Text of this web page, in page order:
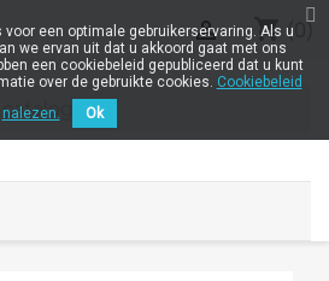
shopping_cart (0)

een optimale gebruikerservaring. Als u
we ervan uit dat u akkoord gaat met ons
een cookiebeleid gepubliceerd dat u kunt
over de gebruikte cookies. Cookiebeleid
nalezen.
Ok